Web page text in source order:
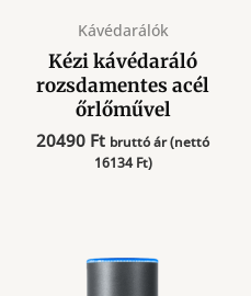
Kávédarálók
Kézi kávédaráló
rozsdamentes acél
őrlőművel
20490 Ft bruttó ár (nettó
16134Ft)